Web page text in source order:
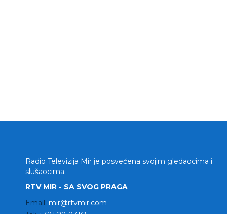
Radio Televizija Mir je posvećena svojim gledaocima i
slušaocima.
RTV MIR - SA SVOG PRAGA
Email: mir@rtvmir.com